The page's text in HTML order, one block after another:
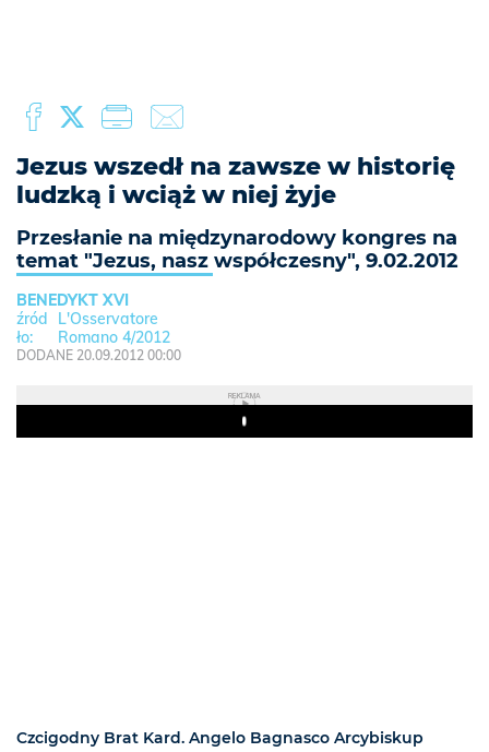
Jezus wszedł na zawsze w historię
ludzką i wciąż w niej żyje
Przesłanie na międzynarodowy kongres na
temat "Jezus, nasz współczesny", 9.02.2012
BENEDYKT XVI
L'Osservatore
Romano 4/2012
DODANE 20.09.2012 00:00
REKLAMA
Play
Czcigodny Brat Kard. Angelo Bagnasco Arcybiskup